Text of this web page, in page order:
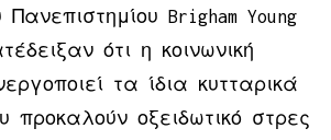
Brigham Young
ότι η κοινωνική
τα ίδια κυτταρικά
προκαλούν οξειδωτικό στρες